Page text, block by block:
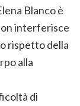
Blanco è
interferisce
rispetto della
alla
di